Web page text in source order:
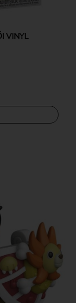
VINYL